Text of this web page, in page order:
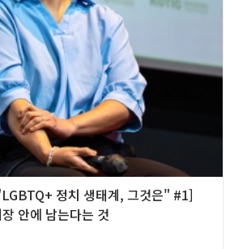
정치 생태계, 그것은" #1]
안에 남는다는 것